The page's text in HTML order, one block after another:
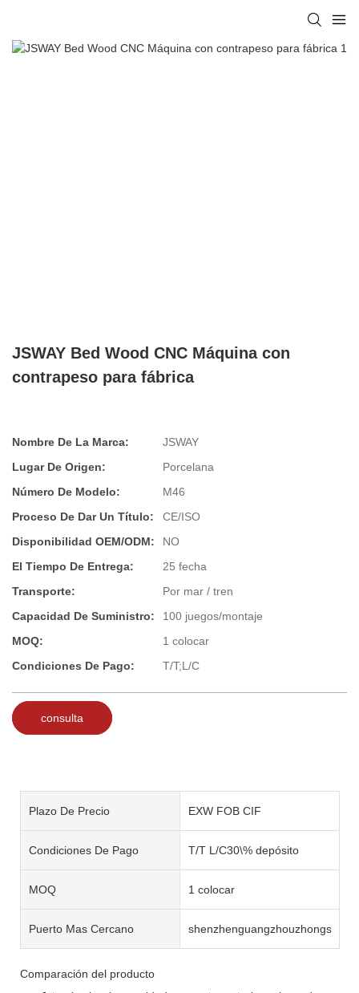
JSWAY Bed Wood CNC Máquina con
contrapeso para fábrica
Nombre De La Marca:
JSWAY
Lugar De Origen:
Porcelana
Número De Modelo:
M46
Proceso De Dar Un Título:
CE/ISO
Disponibilidad OEM/ODM:
NO
El Tiempo De Entrega:
25 fecha
Transporte:
Por mar / tren
Capacidad De Suministro:
100 juegos/montaje
MOQ:
1 colocar
Condiciones De Pago:
T/T;L/C
consulta
Plazo De Precio EXW FOB CIF
Condiciones De Pago T/T L/C30\% depósito
MOQ 1 colocar
Puerto Mas Cercano shenzhenguangzhouzhongshan
Comparación del producto